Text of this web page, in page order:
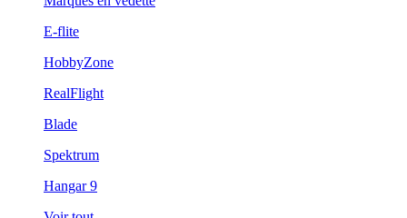
E-flite
HobbyZone
RealFlight
Blade
Spektrum
Hangar 9